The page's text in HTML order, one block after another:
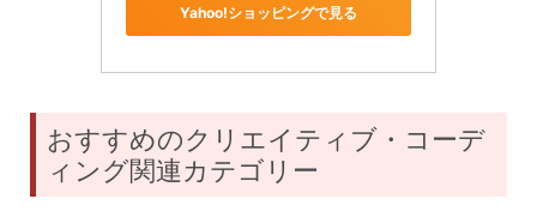
Yahoo!ショッピングで見る
おすすめのクリエイティブ・コーデ
ィング関連カテゴリー